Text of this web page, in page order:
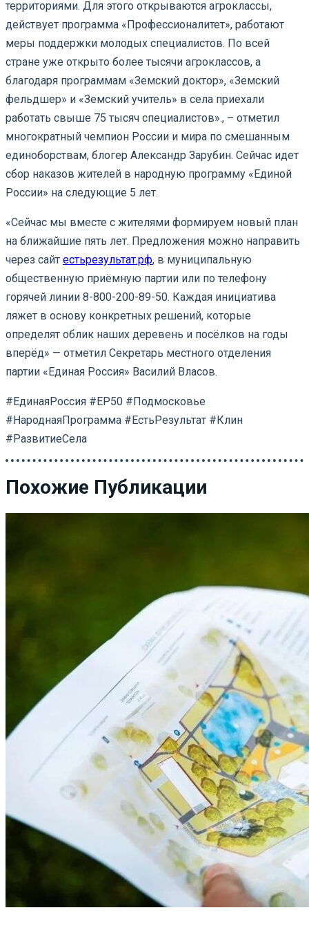
территориями. Для этого открываются агроклассы,
действует программа «Профессионалитет», работают
меры поддержки молодых специалистов. По всей
стране уже открыто более тысячи агроклассов, а
благодаря программам «Земский доктор», «Земский
фельдшер» и «Земский учитель» в села приехали
работать свыше 75 тысяч специалистов»., – отметил
многократный чемпион России и мира по смешанным
единоборствам, блогер Александр Зарубин. Сейчас идет
сбор наказов жителей в народную программу «Единой
России» на следующие 5 лет.
«Сейчас мы вместе с жителями формируем новый план
на ближайшие пять лет. Предложения можно направить
через сайт естьрезультат.рф, в муниципальную
общественную приёмную партии или по телефону
горячей линии 8-800-200-89-50. Каждая инициатива
ляжет в основу конкретных решений, которые
определят облик наших деревень и посёлков на годы
вперёд» — отметил Секретарь местного отделения
партии «Единая Россия» Василий Власов.
#ЕдинаяРоссия #ЕР50 #Подмосковье
#НароднаяПрограмма #ЕстьРезультат #Клин
#РазвитиеСела
Похожие Публикации